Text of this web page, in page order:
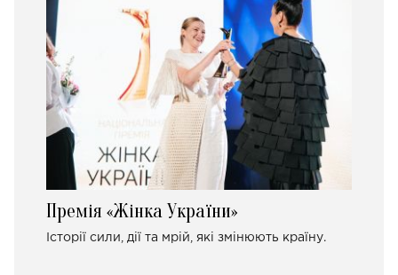
Премія «Жінка України»
Історії сили, дії та мрій, які змінюють країну.